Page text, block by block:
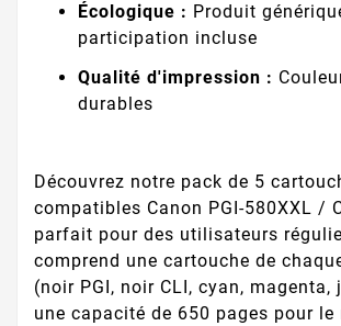
Écologique : Produit
participation incluse
Qualité d'impression :
durables
Découvrez notre pack de 5
compatibles Canon PGI-580XXL /
parfait pour des utilisateurs
comprend une cartouche de
(noir PGI, noir CLI, cyan, magenta,
une capacité de 650 pages pour le